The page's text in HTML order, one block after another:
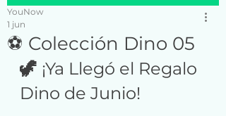
⚽ Colección Dino 05
YouNow
1 jun
🦖 ¡Ya Llegó el Regalo
Dino de Junio!